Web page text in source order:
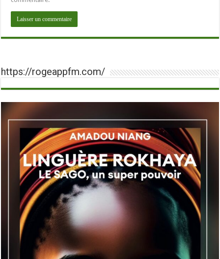
https://rogeappfm.com/